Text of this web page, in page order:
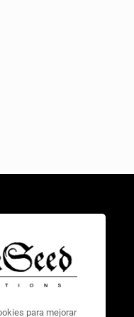
por volumen
para mejorar